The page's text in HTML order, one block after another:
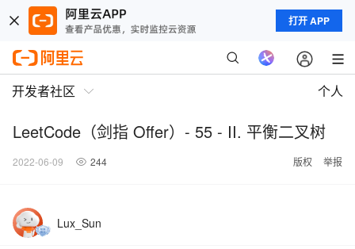
打开 APP
开发者社区 个人
LeetCode（剑指 Offer）- 55 - II. 平衡二叉树
2022-06-09 244 版权 举报
Lux_Sun